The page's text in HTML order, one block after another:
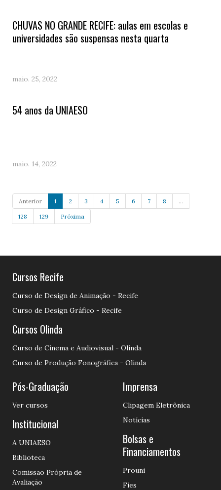
CHUVAS NO GRANDE RECIFE: aulas em escolas e
universidades são suspensas nesta quarta
maio. 25, 2022
54 anos da UNIAESO
maio. 14, 2022
Anterior 1 2 3 4 5 6 7 8 ...
128 129 Próxima
Cursos Recife
Curso de Design de Animação - Recife
Curso de Design Gráfico - Recife
Cursos Olinda
Curso de Cinema e Audiovisual - Olinda
Curso de Produção Fonográfica - Olinda
Pós-Graduação
Ver cursos
Institucional
A UNIAESO
Biblioteca
Comissão Própria de
Avaliação
Imprensa
Clipagem Eletrônica
Notícias
Bolsas e
Financiamentos
Prouni
Fies